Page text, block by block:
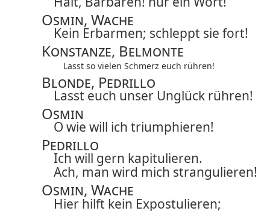
Osmin, Wache
Kein Erbarmen; schleppt sie fort!
Konstanze, Belmonte
Lasst so vielen Schmerz euch rühren!
Blonde, Pedrillo
Lasst euch unser Unglück rühren!
Osmin
O wie will ich triumphieren!
Pedrillo
Ich will gern kapitulieren.
Ach, man wird mich strangulieren!
Osmin, Wache
Hier hilft kein Expostulieren;